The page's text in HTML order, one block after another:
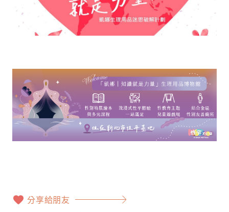
分享給朋友